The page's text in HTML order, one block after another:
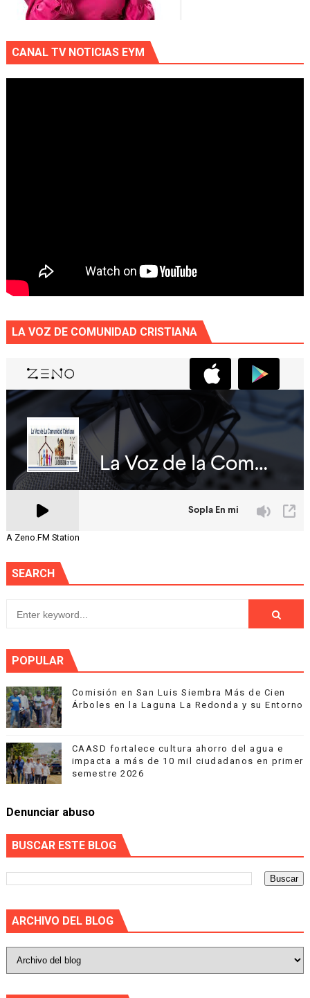
CANAL TV NOTICIAS EYM
LA VOZ DE COMUNIDAD CRISTIANA
A Zeno.FM Station
SEARCH
POPULAR
Comisión en San Luis Siembra Más de Cien
Árboles en la Laguna La Redonda y su Entorno
CAASD fortalece cultura ahorro del agua e
impacta a más de 10 mil ciudadanos en primer
semestre 2026
Denunciar abuso
BUSCAR ESTE BLOG
ARCHIVO DEL BLOG